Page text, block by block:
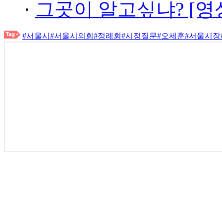
· 그곳이 알고싶냐? [
#서울시 #서울시의회 #정례회 #시정질문#오세훈#서울시장